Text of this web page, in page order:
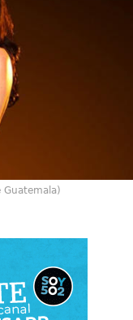
Guatemala)